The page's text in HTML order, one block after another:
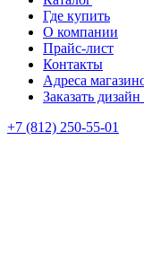
Где купить
О компании
Прайс-лист
Контакты
Адреса
Заказать
+7 (812) 250-55-01